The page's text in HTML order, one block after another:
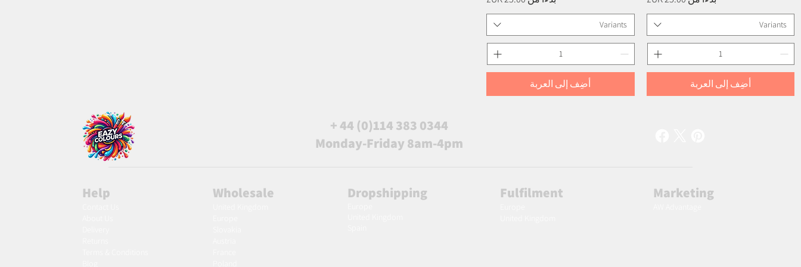
Variants
أضِف إلى العربة
Variants
أضِف إلى العربة
+ 44 (0)114 383 0344
Monday-Friday 8am-4pm
Help Wholesale Dropshipping Fulfilment Marketing